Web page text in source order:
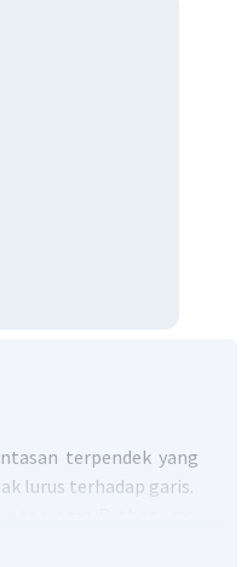
terpendek yang
lurus terhadap garis.